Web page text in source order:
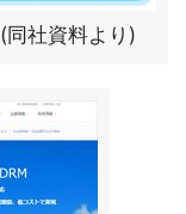
同社資料より)